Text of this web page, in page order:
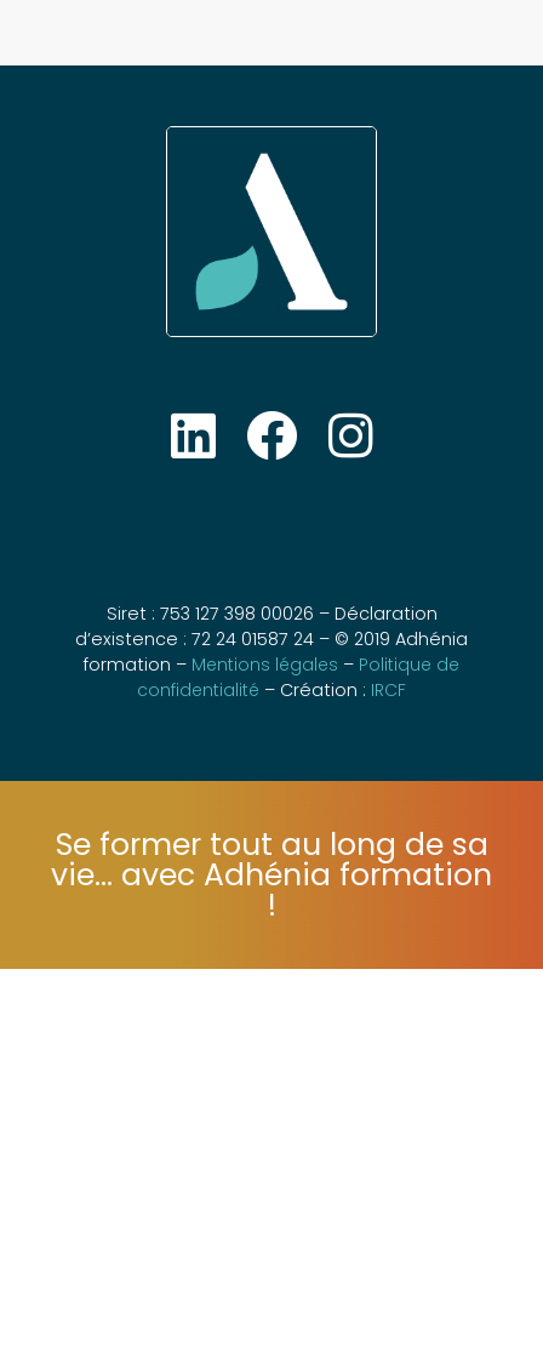
Siret : 753 127 398 00026 – Déclaration
d’existence : 72 24 01587 24 – © 2019 Adhénia
formation –Mentions légales– Politique de
Se former tout au long de sa
vie... avec Adhénia formation
!